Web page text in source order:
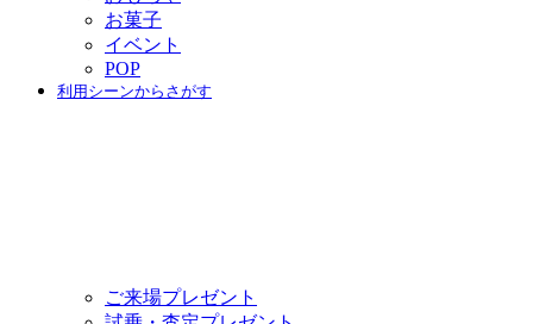
お菓子
イベント
POP
利用シーンからさがす
ご来場プレゼント